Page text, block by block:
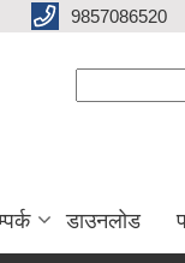
9857086520
डाउनलोड